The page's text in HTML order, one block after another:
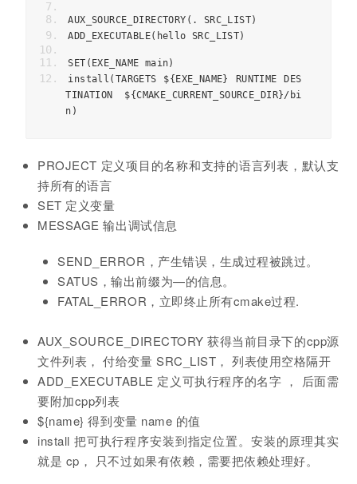
AUX_SOURCE_DIRECTORY (. SRC_LIST)
ADD_EXECUTABLE( hello SRC_LIST)
SET ( EXE_NAME main)
install ( TARGETS ${ EXE_NAME}
RUNTIME DES
TINATION ${CMAKE_CURRENT_SOURCE_DIR}/ bi
n )
PROJECT 定义项目的名称和支持的语言列表，默认支
持所有的语言
SET 定义变量
MESSAGE 输出调试信息
SEND_ERROR，产生错误，生成过程被跳过。
SATUS，输出前缀为—的信息。
FATAL_ERROR，立即终止所有cmake过程.
AUX_SOURCE_DIRECTORY 获得当前目录下的cpp源
文件列表， 付给变量 SRC_LIST， 列表使用空格隔开
ADD_EXECUTABLE 定义可执行程序的名字 ， 后面需
要附加cpp列表
${name} 得到变量 name 的值
install 把可执行程序安装到指定位置。安装的原理其实
就是 cp， 只不过如果有依赖，需要把依赖处理好。